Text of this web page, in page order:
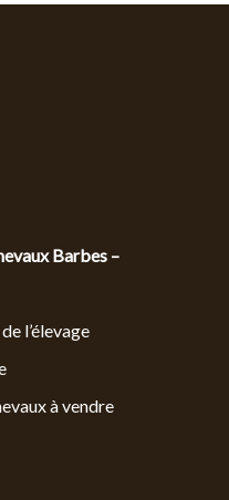
Barbes –
l’élevage
à vendre